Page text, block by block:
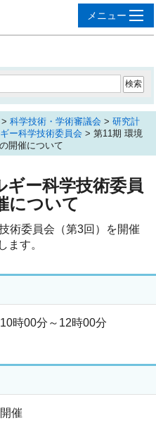
> 科学技術・学術審議会 > 研究計
ー科学技術委員会 > 第11期 環境
開催について
ー科学技術委員
について
術委員会（第3回）を開催
ます。
時00分～12時00分
催